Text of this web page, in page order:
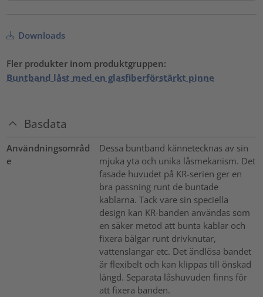
Downloads
Fler produkter inom produktgruppen:
Buntband låst med en glasfiberförstärkt pinne
Basdata
Användningsområd
e
Dessa buntband kännetecknas av sin
mjuka yta och unika låsmekanism. Det
fasade huvudet på KR-serien ger en
bra passning runt de buntade
kablarna. Tack vare sin speciella
design kan KR-banden användas som
en säker metod att bunta kablar och
fixera bälgar runt drivknutar,
vattenslangar etc. Det ändlösa bandet
är flexibelt och kan klippas till önskad
längd. Separata låshuvuden finns för
att fixera banden.